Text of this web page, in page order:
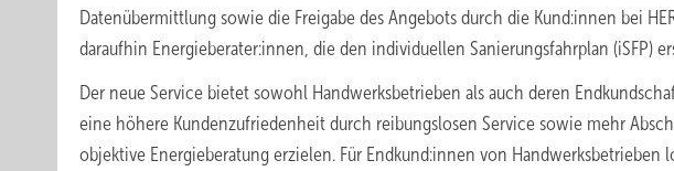
Datenübermittlung sowie die Freigabe des Angebots durch die Kund:innen bei
daraufhin Energieberater:innen, die den individuellen Sanierungsfahrplan (iSFP)
Der neue Service bietet sowohl Handwerksbetrieben als auch deren
eine höhere Kundenzufriedenheit durch reibungslosen Service sowie mehr
objektive Energieberatung erzielen. Für Endkund:innen von Handwerksbetrieben